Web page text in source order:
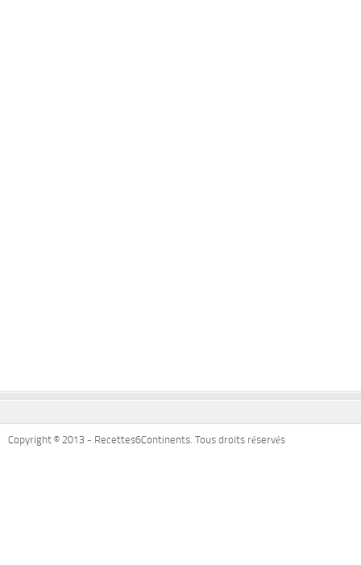
Copyright © 2013 - Recettes6Continents. Tous droits réservés